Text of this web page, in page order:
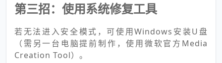
第三招：使用系统修复工具
若无法进入安全模式，可使用Windows安装U盘
（需另一台电脑提前制作，使用微软官方Media
Creation Tool）。